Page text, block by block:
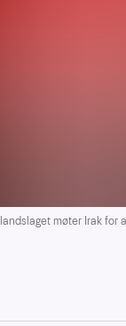
møter Irak